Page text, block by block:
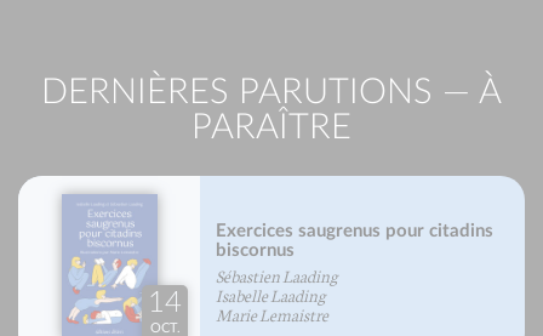
DERNIÈRES PARUTIONS — À
PARAÎTRE
14
OCT.
Exercices saugrenus pour citadins
biscornus
Sébastien Laading
Isabelle Laading
Marie Lemaistre